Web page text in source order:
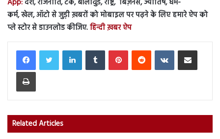
App:देश, राजनीति, टेक, बॉलीवुड, राष्ट्र, बिज़नेस, ज्योतिष, धर्म-
कर्म, खेल, ऑटो से जुड़ी ख़बरों को मोबाइल पर पढ़ने के लिए हमारे ऐप को
प्ले स्टोर से डाउनलोड कीजिए.हिन्दी ख़बर ऐप
LinkedInTumblr PinterestReddit VKontakteShare via Email
Print
Related Articles